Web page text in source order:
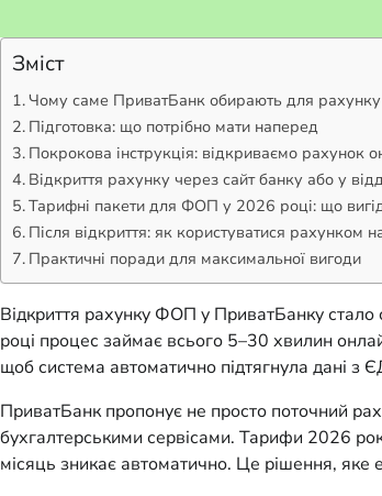
Зміст
Чому саме ПриватБанк обирають для
Підготовка: що потрібно мати наперед
Покрокова інструкція: відкриваємо рахунок
Відкриття рахунку через сайт банку або у
Тарифні пакети для ФОП у 2026 році: що
Після відкриття: як користуватися рахунком
Практичні поради для максимальної вигоди
Відкриття рахунку ФОП у ПриватБанку стало
році процес займає всього 5–30 хвилин
щоб система автоматично підтягнула дані з
ПриватБанк пропонує не просто поточний
бухгалтерськими сервісами. Тарифи 2026
місяць зникає автоматично. Це рішення, яке